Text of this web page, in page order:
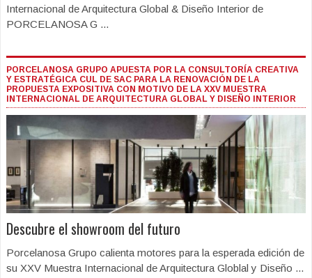
Internacional de Arquitectura Global & Diseño Interior de
PORCELANOSA G ...
PORCELANOSA GRUPO APUESTA POR LA CONSULTORÍA CREATIVA
Y ESTRATÉGICA CUL DE SAC PARA LA RENOVACIÓN DE LA
PROPUESTA EXPOSITIVA CON MOTIVO DE LA XXV MUESTRA
INTERNACIONAL DE ARQUITECTURA GLOBAL Y DISEÑO INTERIOR
Descubre el showroom del futuro
Porcelanosa Grupo calienta motores para la esperada edición de
su XXV Muestra Internacional de Arquitectura Globlal y Diseño ...